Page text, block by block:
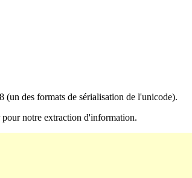
des formats de sérialisation de l'unicode).
notre extraction d'information.